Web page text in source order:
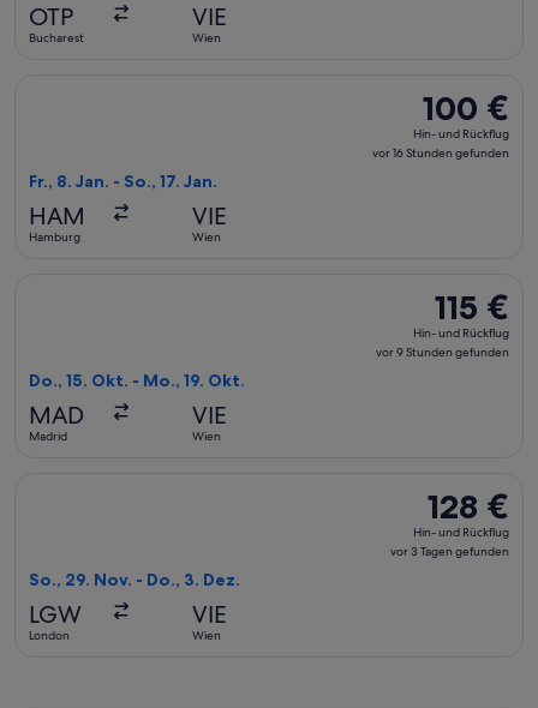
OTP
Bucharest
VIE
Wien
100 €
Hin-
und
100 €
Hin- und Rückflug
vor 16 Stunden gefunden
Fr., 8. Jan. - So., 17. Jan.
HAM
Hamburg
VIE
Wien
115 €
Hin-
und
115 €
Hin- und Rückflug
vor 9 Stunden gefunden
Do., 15. Okt. - Mo., 19. Okt.
MAD
Madrid
VIE
Wien
128 €
Hin-
und
128 €
Hin- und Rückflug
vor 3 Tagen gefunden
So., 29. Nov. - Do., 3. Dez.
LGW
London
VIE
Wien